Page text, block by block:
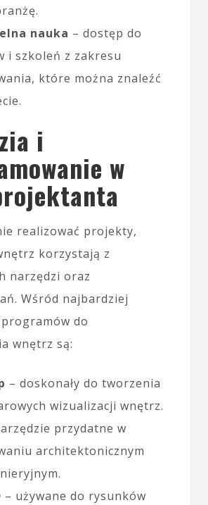
nauka – dostęp do
i szkoleń z zakresu
które można znaleźć
i
w
realizować projekty,
korzystają z
narzędzi oraz
Wśród najbardziej
do
wnętrz są:
– doskonały do tworzenia
wizualizacji wnętrz.
przydatne w
architektonicznym
– używane do rysunków